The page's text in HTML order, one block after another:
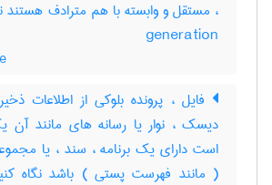
generation
فایل ، پرونده بلوکی از اطلاعات
دیسک ، نوار یا رسانه های مانند
است دارای یک برنامه ، سند ، یا